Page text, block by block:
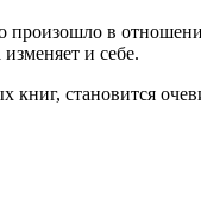
в
и себе.
книг, становится